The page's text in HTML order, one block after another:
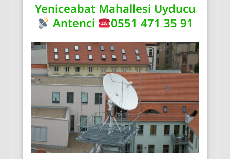
Yeniceabat Mahallesi Uyducu
Antenci
0551 471 35 91